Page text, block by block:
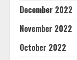
December 2022
November 2022
October 2022